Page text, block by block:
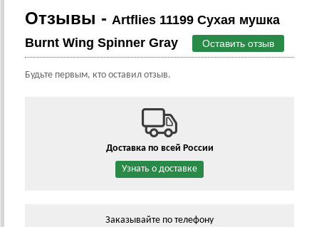
Отзывы - Artflies 11199 Сухая мушка
Burnt Wing Spinner Gray
Оставить отзыв
Будьте первым, кто оставил отзыв.
Доставка по всей России
Узнать о доставке
Заказывайте по телефону